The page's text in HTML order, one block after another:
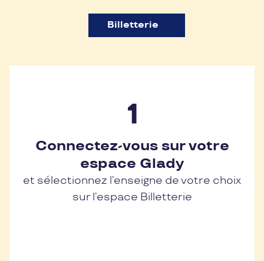
Billetterie
Connectez-vous sur votre
espace Glady
et sélectionnez l’enseigne de votre choix
sur l’espace Billetterie